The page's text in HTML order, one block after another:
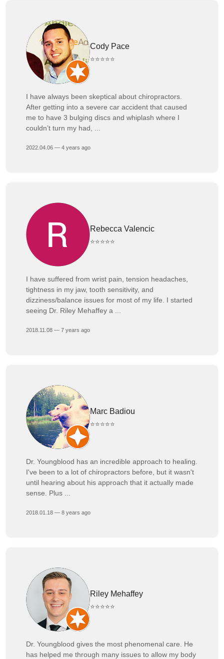
Cody Pace
⭐⭐⭐⭐⭐
I have always been skeptical about chiropractors.
After getting into a severe car accident that caused
me to have 3 bulging discs and whiplash where I
couldn’t turn my had, ...
2022.04.06 — 4 years ago
Rebecca Valencic
⭐⭐⭐⭐⭐
I have suffered from wrist pain, tension headaches,
tightness in my jaw, tooth sensitivity, and
dizziness/balance issues for most of my life. I started
seeing Dr. Riley Mehaffey a ...
2018.11.08 — 7 years ago
Marc Badiou
⭐⭐⭐⭐⭐
Dr. Youngblood has an incredible approach to healing.
I've been to a lot of chiropractors before, but it wasn't
until hearing about his approach that it actually made
sense. Plus ...
2018.01.18 — 8 years ago
Riley Mehaffey
⭐⭐⭐⭐⭐
Dr. Youngblood gives the most phenomenal care. He
has helped me through many issues to allow my body